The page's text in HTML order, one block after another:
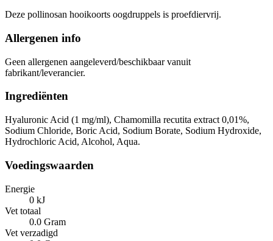
Deze pollinosan hooikoorts oogdruppels is proefdiervrij.
Allergenen info
Geen allergenen aangeleverd/beschikbaar vanuit
fabrikant/leverancier.
Ingrediënten
Hyaluronic Acid (1 mg/ml), Chamomilla recutita extract 0,01%,
Sodium Chloride, Boric Acid, Sodium Borate, Sodium Hydroxide,
Hydrochloric Acid, Alcohol, Aqua.
Voedingswaarden
Energie
0 kJ
Vet totaal
0.0 Gram
Vet verzadigd